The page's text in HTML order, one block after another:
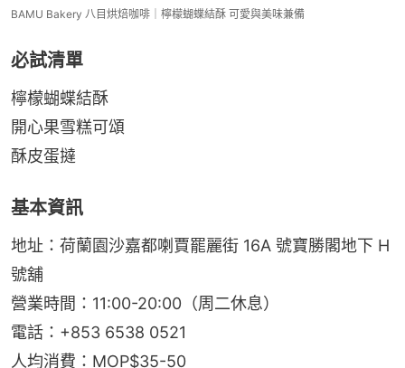
BAMU Bakery 八目烘焙咖啡｜檸檬蝴蝶結酥 可愛與美味兼備
必試清單
檸檬蝴蝶結酥
開心果雪糕可頌
酥皮蛋撻
基本資訊
地址：荷蘭園沙嘉都喇賈罷麗街 16A 號寶勝閣地下 H
號舖
營業時間：11:00-20:00（周二休息）
電話：+853 6538 0521
人均消費：MOP$35-50